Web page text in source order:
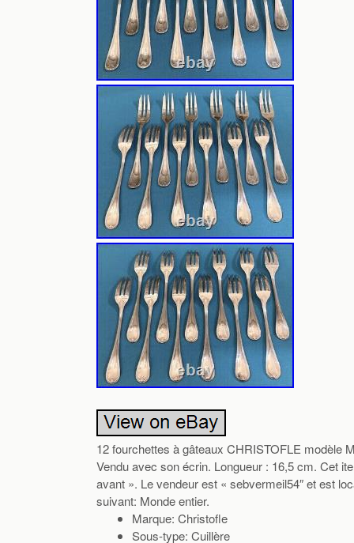
12 fourchettes à gâteaux CHRISTOFLE modèle
Vendu avec son écrin. Longueur : 16,5 cm. Cet
avant ». Le vendeur est « sebvermeil54″ et est
suivant: Monde entier.
Marque: Christofle
Sous-type: Cuillère